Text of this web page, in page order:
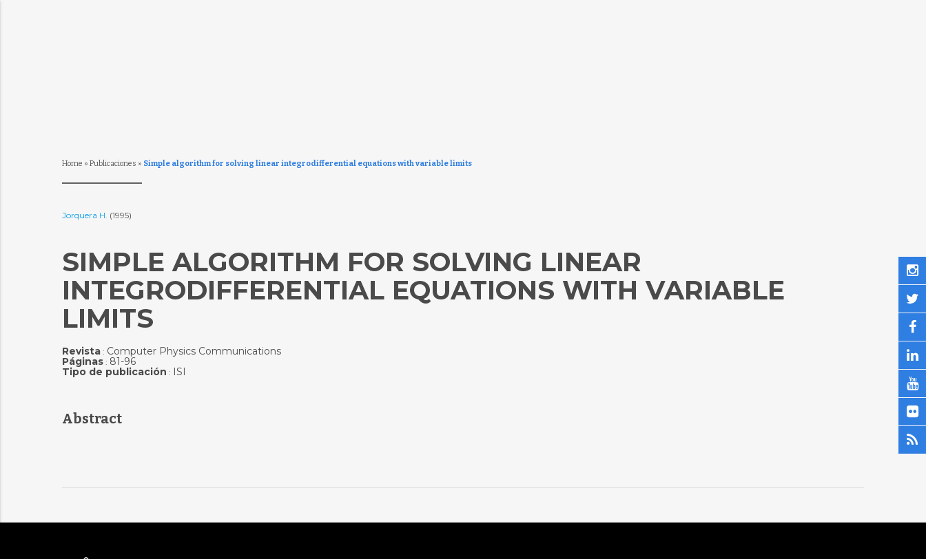
Home » Publicaciones » Simple algorithm for solving linear integrodifferential equations with variable limits
Jorquera H. (1995)
SIMPLE ALGORITHM FOR SOLVING LINEAR
INTEGRODIFFERENTIAL EQUATIONS WITH VARIABLE
LIMITS
Revista: Computer Physics Communications
Páginas: 81-96
Tipo de publicación : ISI
Abstract